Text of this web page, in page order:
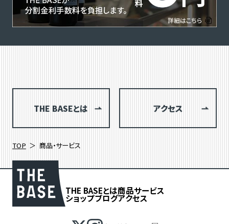
THE BASEとは アクセス
TOP 商品・サービス
THE BASEとは商品サービス
ショップブログアクセス